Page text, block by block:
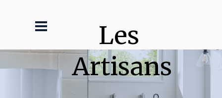
Les
Artisans